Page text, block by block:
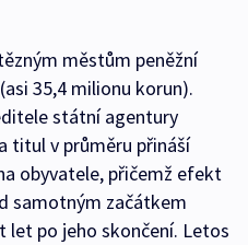
městům peněžní
35,4 milionu korun).
státní agentury
titul v průměru přináší
obyvatele, přičemž efekt
samotným začátkem
let po jeho skončení. Letos